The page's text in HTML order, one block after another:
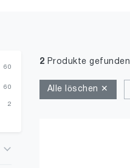
60
60
2
2 Produkte gefunden
Alle löschen ✕